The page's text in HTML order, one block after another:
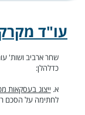
עו"ד
שחר ארביב ושות'
כדלהלן:
א. ייצוג בעסקאות
לחתימה על הסכם